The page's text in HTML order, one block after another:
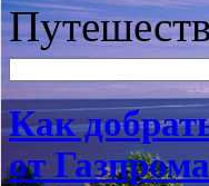
Как
от